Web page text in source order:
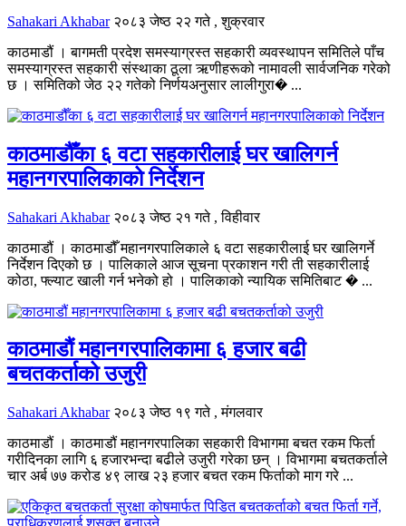
Sahakari Akhabar २०८३ जेष्ठ २२ गते , शुक्रवार
काठमाडौं । बागमती प्रदेश समस्याग्रस्त सहकारी व्यवस्थापन समितिले पाँच
समस्याग्रस्त सहकारी संस्थाका ठूला ऋणीहरूको नामावली सार्वजनिक गरेको
छ । समितिको जेठ २२ गतेको निर्णयअनुसार लालीगुरा� ...
काठमाडौँका ६ वटा सहकारीलाई घर खालिगर्न
महानगरपालिकाको निर्देशन
Sahakari Akhabar २०८३ जेष्ठ २१ गते , विहीवार
काठमाडौं । काठमाडौँ महानगरपालिकाले ६ वटा सहकारीलाई घर खालिगर्ने
निर्देशन दिएको छ । पालिकाले आज सूचना प्रकाशन गरी ती सहकारीलाई
कोठा, फ्ल्याट खाली गर्न भनेको हो । पालिकाको न्यायिक समितिबाट � ...
काठमाडौं महानगरपालिकामा ६ हजार बढी
बचतकर्ताको उजुरी
Sahakari Akhabar २०८३ जेष्ठ १९ गते , मंगलवार
काठमाडौं । काठमाडौं महानगरपालिका सहकारी विभागमा बचत रकम फिर्ता
गरीदिनका लागि ६ हजारभन्दा बढीले उजुरी गरेका छन् । विभागमा बचतकर्ताले
चार अर्ब ७७ करोड ४९ लाख २३ हजार बचत रकम फिर्ताको माग गरे ...